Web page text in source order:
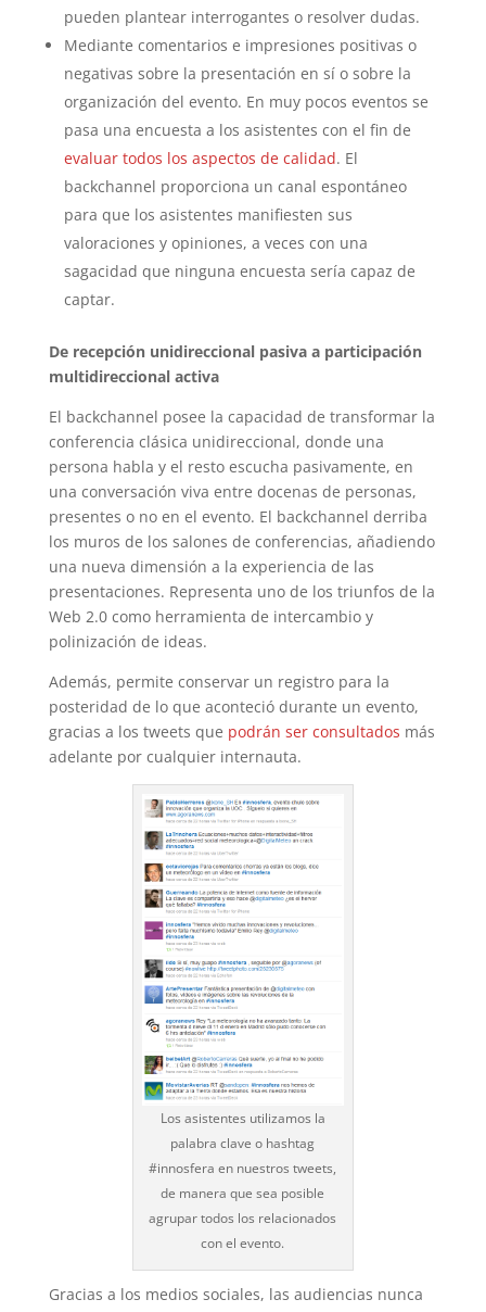
pueden plantear interrogantes o resolver dudas.
Mediante comentarios e impresiones positivas o
negativas sobre la presentación en sí o sobre la
organización del evento. En muy pocos eventos se
pasa una encuesta a los asistentes con el fin de
evaluar todos los aspectos de calidad. El
backchannel proporciona un canal espontáneo
para que los asistentes manifiesten sus
valoraciones y opiniones, a veces con una
sagacidad que ninguna encuesta sería capaz de
captar.
De recepción unidireccional pasiva a participación
multidireccional activa
El backchannel posee la capacidad de transformar la
conferencia clásica unidireccional, donde una
persona habla y el resto escucha pasivamente, en
una conversación viva entre docenas de personas,
presentes o no en el evento. El backchannel derriba
los muros de los salones de conferencias, añadiendo
una nueva dimensión a la experiencia de las
presentaciones. Representa uno de los triunfos de la
Web 2.0 como herramienta de intercambio y
polinización de ideas.
Además, permite conservar un registro para la
posteridad de lo que aconteció durante un evento,
gracias a los tweets que podrán ser consultados más
adelante por cualquier internauta.
Los asistentes utilizamos la
palabra clave o hashtag
#innosfera en nuestros tweets,
de manera que sea posible
agrupar todos los relacionados
con el evento.
Gracias a los medios sociales, las audiencias nunca